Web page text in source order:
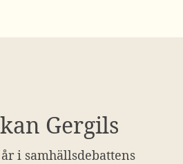
Gergils
i samhällsdebattens